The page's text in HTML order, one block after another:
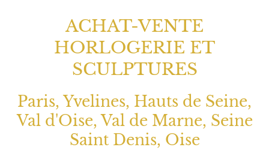
ACHAT-VENTE
HORLOGERIE ET
SCULPTURES
Paris, Yvelines, Hauts de Seine,
Val d'Oise, Val de Marne, Seine
Saint Denis, Oise